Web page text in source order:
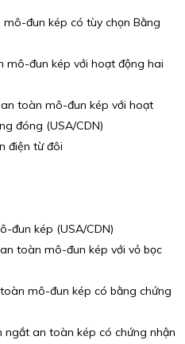
đun kép có tùy chọn Bằng
mô-đun kép với hoạt động hai
toàn mô-đun kép với hoạt
đóng (USA/CDN)
điện từ đôi
đun kép (USA/CDN)
toàn mô-đun kép với vỏ bọc
mô-đun kép có bằng chứng
ngắt an toàn kép có chứng nhận